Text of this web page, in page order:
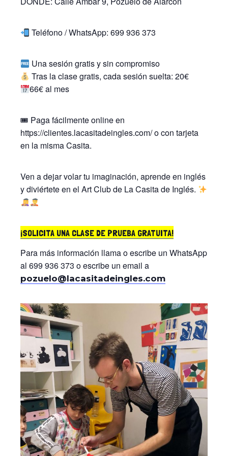
Teléfono / WhatsApp: 699 936 373
Una sesión gratis y sin compromiso
Tras la clase gratis, cada sesión suelta: 20€
66€ al mes
🎟 Paga fácilmente online en
https://clientes.lacasitadeingles.com/ o con tarjeta
en la misma Casita.
Ven a dejar volar tu imaginación, aprende en inglés
y diviértete en el Art Club de La Casita de Inglés.
¡SOLICITA UNA CLASE DE PRUEBA GRATUITA!
Para más información llama o escribe un WhatsApp
al 699 936 373 o escribe un email a
pozuelo@lacasitadeingles.com